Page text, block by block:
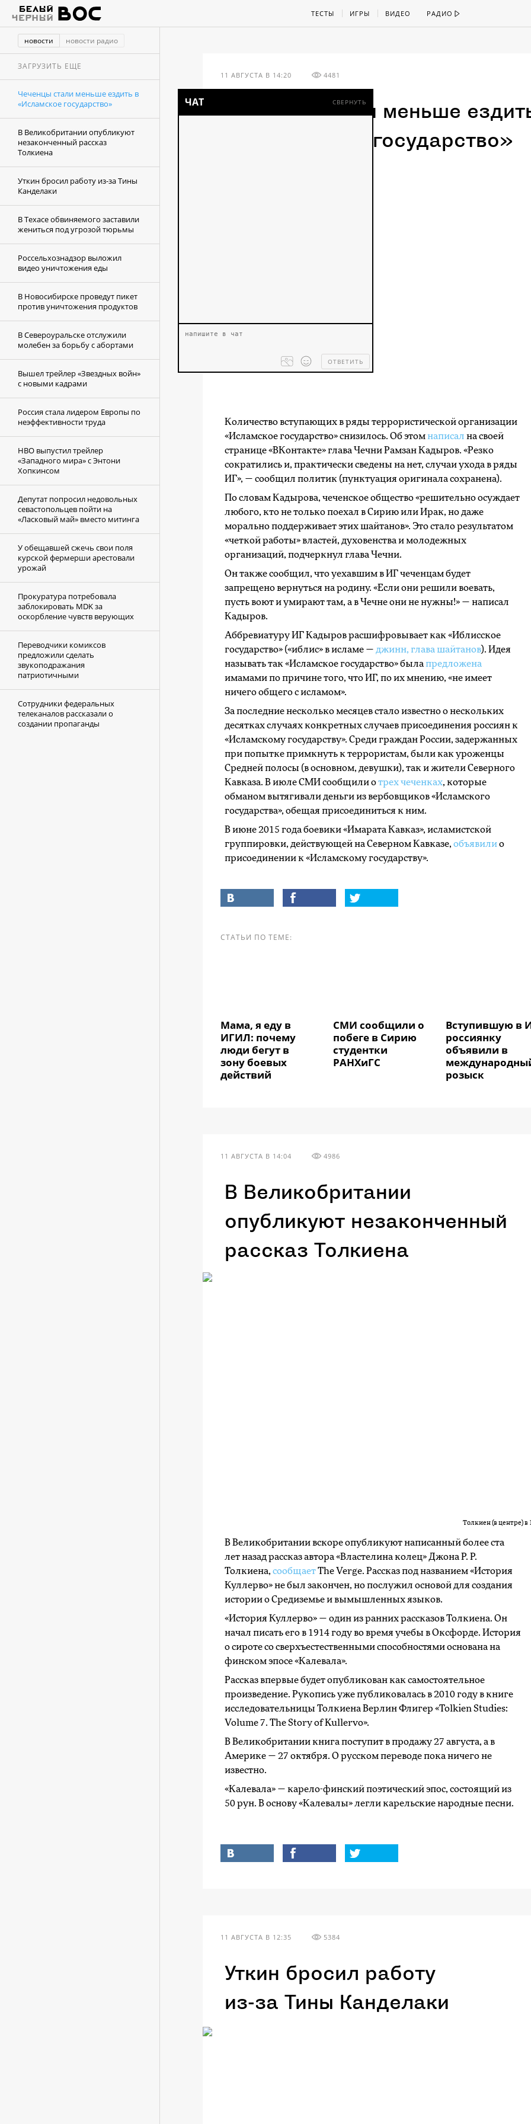
ТЕСТЫ ИГРЫ ВИДЕО РАДИО
ЧАТ СВЕРНУТЬ
ОТВЕТИТЬ
новости новости радио
ЗАГРУЗИТЬ ЕЩЕ
Чеченцы стали меньше ездить в
«Исламское государство»
В Великобритании опубликуют
незаконченный рассказ
Толкиена
Уткин бросил работу из-за Тины
Канделаки
В Техасе обвиняемого заставили
жениться под угрозой тюрьмы
Россельхознадзор выложил
видео уничтожения еды
В Новосибирске проведут пикет
против уничтожения продуктов
В Североуральске отслужили
молебен за борьбу с абортами
Вышел трейлер «Звездных войн»
с новыми кадрами
Россия стала лидером Европы по
неэффективности труда
HBO выпустил трейлер
«Западного мира» с Энтони
Хопкинсом
Депутат попросил недовольных
севастопольцев пойти на
«Ласковый май» вместо митинга
У обещавшей сжечь свои поля
курской фермерши арестовали
урожай
Прокуратура потребовала
заблокировать MDK за
оскорбление чувств верующих
Переводчики комиксов
предложили сделать
звукоподражания
патриотичными
Сотрудники федеральных
телеканалов рассказали о
создании пропаганды
11 АВГУСТА В 14:20 4481
Чеченцы стали меньше
в «Исламское государство»
Количество вступающих в ряды террористической организации
«Исламское государство» снизилось. Об этомнаписал на своей
странице «ВКонтакте» глава Чечни Рамзан Кадыров. «Резко
сократились и, практически сведены на нет, случаи ухода в ряды
ИГ», — сообщил политик (пунктуация оригинала сохранена).
По словам Кадырова, чеченское общество «решительно осуждает
любого, кто не только поехал в Сирию или Ирак, но даже
морально поддерживает этих шайтанов». Это стало результатом
«четкой работы» властей, духовенства и молодежных
организаций, подчеркнул глава Чечни.
Он также сообщил, что уехавшим в ИГ чеченцам будет
запрещено вернуться на родину. «Если они решили воевать,
пусть воют и умирают там, а в Чечне они не нужны!» — написал
Кадыров.
Аббревиатуру ИГ Кадыров расшифровывает как «Иблисское
государство» («иблис» в исламе — джинн, глава шайтанов). Идея
называть так «Исламское государство» была предложена
имамами по причине того, что ИГ, по их мнению, «не имеет
ничего общего с исламом».
За последние несколько месяцев стало известно о нескольких
десятках случаях конкретных случаев присоединения россиян к
«Исламскому государству». Среди граждан России, задержанных
при попытке примкнуть к террористам, были как уроженцы
Средней полосы (в основном, девушки), так и жители Северного
Кавказа. В июле СМИ сообщили отрех чеченках, которые
обманом вытягивали деньги из вербовщиков «Исламского
государства», обещая присоединиться к ним.
В июне 2015 года боевики «Имарата Кавказ», исламистской
группировки, действующей на Северном Кавказе, объявилио
присоединении к «Исламскому государству».
СТАТЬИ ПО ТЕМЕ:
Мама, я еду в
ИГИЛ: почему
люди бегут в
зону боевых
действий
СМИ сообщили о
побеге в Сирию
студентки
РАНХиГС
Вступившую в
россиянку
объявили в
розыск
11 АВГУСТА В 14:04 4986
В Великобритании
опубликуют незаконченный
рассказ Толкиена
Толкиен (в центре) в
В Великобритании вскоре опубликуют написанный более ста
лет назад рассказ автора «Властелина колец» Джона Р. Р.
Толкиена, сообщаетThe Verge. Рассказ под названием «История
Куллерво» не был закончен, но послужил основой для создания
истории о Средиземье и вымышленных языков.
«История Куллерво» — один из ранних рассказов Толкиена. Он
начал писать его в 1914 году во время учебы в Оксфорде. История
о сироте со сверхъестественными способностями основана на
финском эпосе «Калевала».
Рассказ впервые будет опубликован как самостоятельное
произведение. Рукопись уже публиковалась в 2010 году в книге
исследовательницы Толкиена Верлин Флигер «Tolkien Studies:
Volume 7. The Story of Kullervo».
В Великобритании книга поступит в продажу 27 августа, а в
Америке — 27 октября. О русском переводе пока ничего не
известно.
«Калевала» — карело-финский поэтический эпос, состоящий из
50 рун. В основу «Калевалы» легли карельские народные песни.
11 АВГУСТА В 12:35 5384
Уткин бросил работу
из-за Тины Канделаки